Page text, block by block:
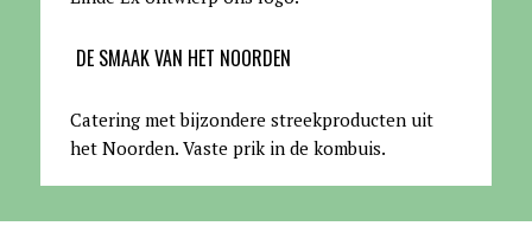
DE SMAAK VAN HET NOORDEN
Catering met bijzondere streekproducten uit
het Noorden. Vaste prik in de kombuis.